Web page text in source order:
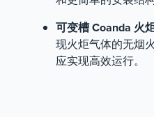
可变槽 Coanda 火
现火炬气体的无烟
应实现高效运行。